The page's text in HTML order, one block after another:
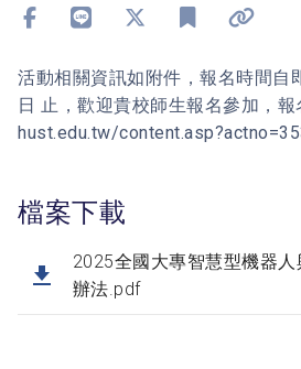
活動相關資訊如附件，報名時間自
日 止，歡迎貴校師生報名參加，
hust.edu.tw/
檔案下載
2025全國大專智慧型機器
辦法.pdf